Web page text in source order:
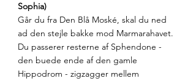
Sophia)
Går du fra Den Blå Moské, skal du ned
ad den stejle bakke mod Marmarahavet.
Du passerer resterne af Sphendone -
den buede ende af den gamle
Hippodrom - zigzagger mellem